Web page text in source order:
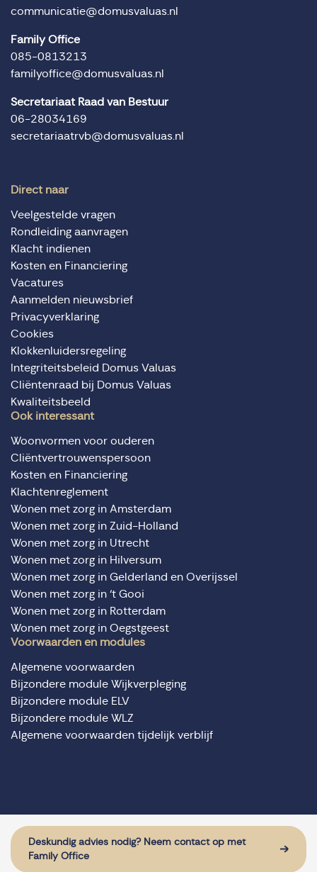
Deskundig advies nodig? Neem contact op met
Family Office
communicatie@domusvaluas.nl
Family Office
085-0813213
familyoffice@domusvaluas.nl
Secretariaat Raad van Bestuur
06-28034169
secretariaatrvb@domusvaluas.nl
Direct naar
Veelgestelde vragen
Rondleiding aanvragen
Klacht indienen
Kosten en Financiering
Vacatures
Aanmelden nieuwsbrief
Privacyverklaring
Cookies
Klokkenluidersregeling
Integriteitsbeleid Domus Valuas
Cliëntenraad bij Domus Valuas
Kwaliteitsbeeld
Ook interessant
Woonvormen voor ouderen
Cliëntvertrouwenspersoon
Kosten en Financiering
Klachtenreglement
Wonen met zorg in Amsterdam
Wonen met zorg in Zuid-Holland
Wonen met zorg in Utrecht
Wonen met zorg in Hilversum
Wonen met zorg in Gelderland en Overijssel
Wonen met zorg in ‘t Gooi
Wonen met zorg in Rotterdam
Wonen met zorg in Oegstgeest
Voorwaarden en modules
Algemene voorwaarden
Bijzondere module Wijkverpleging
Bijzondere module ELV
Bijzondere module WLZ
Algemene voorwaarden tijdelijk verblijf
Website door: Sturdy Digital